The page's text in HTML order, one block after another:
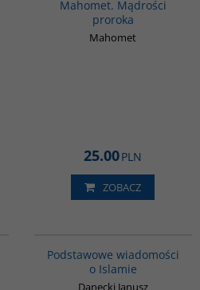
Mahomet. Mądrości
proroka
Mahomet
25.00PLN
ZOBACZ
Podstawowe wiadomości
o Islamie
Danecki Janusz